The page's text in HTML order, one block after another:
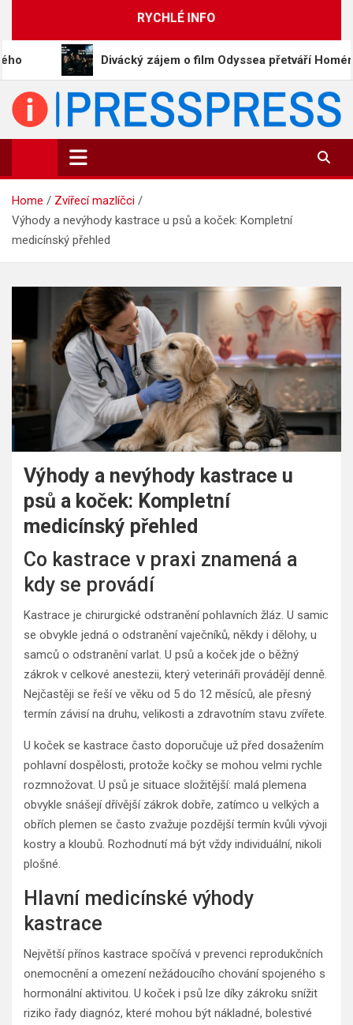
RYCHLÉ INFO
Divácký zájem o film Odyssea přetváří Homéra na memy
PressPress.cz
Vaše zprávy v souvislostech
Home
Zvířecí mazlíčci
Výhody a nevýhody kastrace u psů a koček: Kompletní
medicínský přehled
Výhody a nevýhody kastrace u
psů a koček: Kompletní
medicínský přehled
Co kastrace v praxi znamená a
kdy se provádí
Kastrace je chirurgické odstranění pohlavních žláz. U samic
se obvykle jedná o odstranění vaječníků, někdy i dělohy, u
samců o odstranění varlat. U psů a koček jde o běžný
zákrok v celkové anestezii, který veterináři provádějí denně.
Nejčastěji se řeší ve věku od 5 do 12 měsíců, ale přesný
termín závisí na druhu, velikosti a zdravotním stavu zvířete.
U koček se kastrace často doporučuje už před dosažením
pohlavní dospělosti, protože kočky se mohou velmi rychle
rozmnožovat. U psů je situace složitější: malá plemena
obvykle snášejí dřívější zákrok dobře, zatímco u velkých a
obřích plemen se často zvažuje pozdější termín kvůli vývoji
kostry a kloubů. Rozhodnutí má být vždy individuální, nikoli
plošné.
Hlavní medicínské výhody
kastrace
Největší přínos kastrace spočívá v prevenci reprodukčních
onemocnění a omezení nežádoucího chování spojeného s
hormonální aktivitou. U koček i psů lze díky zákroku snížit
riziko řady diagnóz, které mohou být nákladné, bolestivé